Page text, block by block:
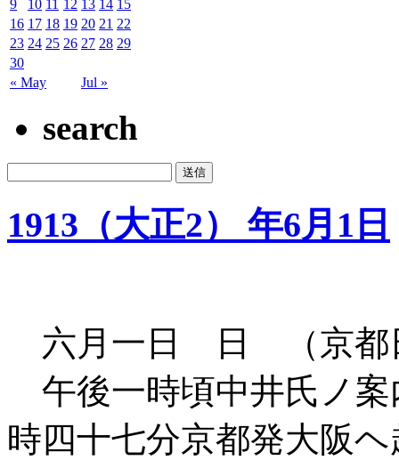
« May Jul »
9
10 11 12 13 14 15
16 17 18 19 20 21 22
23 24 25 26 27 28 29
30
search
1913（大正2） 年6月1日
六月一日 日 （京都
午後一時頃中井氏ノ
時四十七分京都発大阪